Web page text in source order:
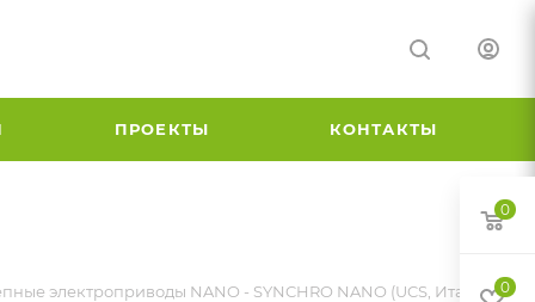
ПРОЕКТЫ КОНТАКТЫ
электроприводы NANO - SYNCHRO NANO (UCS, Италия)
0
0